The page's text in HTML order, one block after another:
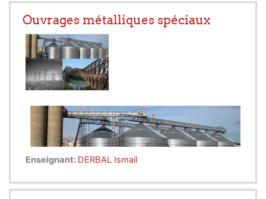
Ouvrages métalliques spéciaux
Enseignant: DERBAL Ismail